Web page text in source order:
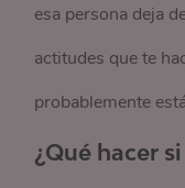
esa persona deja
actitudes que te
probablemente
¿Qué hacer